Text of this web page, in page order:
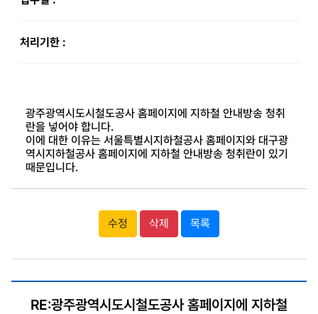
처리기한 :
광주광역시도시철도공사 홈페이지에 지하철 안내방송 청취
란을 넣어야 합니다.
이에 대한 이유는 서울특별시지하철공사 홈페이지와 대구광
역시지하철공사 홈페이지에 지하철 안내방송 청취란이 있기
때문입니다.
수정 삭제 목록
RE:광주광역시도시철도공사 홈페이지에 지하철